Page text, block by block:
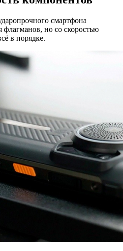
смартфона
флагманов, но со скоростью
в порядке.